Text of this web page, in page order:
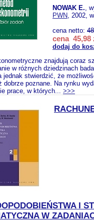
NOWAK E.,
PWN, 2002,
cena netto:
cena 45,98
dodaj do
znajdują coraz
w różnych dziedzinach
jednak stwierdzić, że
dobrze poznane. Na rynku
prace, w których... >>>
I
W